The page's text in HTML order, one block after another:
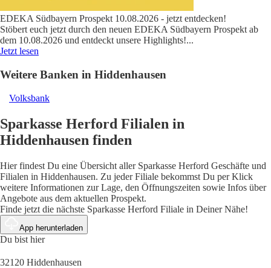
EDEKA Südbayern Prospekt 10.08.2026 - jetzt entdecken!
Stöbert euch jetzt durch den neuen EDEKA Südbayern Prospekt ab
dem 10.08.2026 und entdeckt unsere Highlights!...
Jetzt lesen
Weitere Banken in Hiddenhausen
Volksbank
Sparkasse Herford Filialen in
Hiddenhausen finden
Hier findest Du eine Übersicht aller Sparkasse Herford Geschäfte und
Filialen in Hiddenhausen. Zu jeder Filiale bekommst Du per Klick
weitere Informationen zur Lage, den Öffnungszeiten sowie Infos über
Angebote aus dem aktuellen Prospekt.
Finde jetzt die nächste Sparkasse Herford Filiale in Deiner Nähe!
App herunterladen
Du bist hier
32120 Hiddenhausen